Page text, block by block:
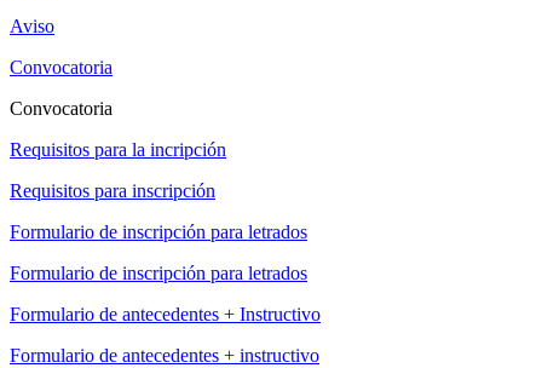
Aviso
Convocatoria
Convocatoria
Requisitos para la incripción
Requisitos para inscripción
Formulario de inscripción para letrados
Formulario de inscripción para letrados
Formulario de antecedentes + Instructivo
Formulario de antecedentes + instructivo